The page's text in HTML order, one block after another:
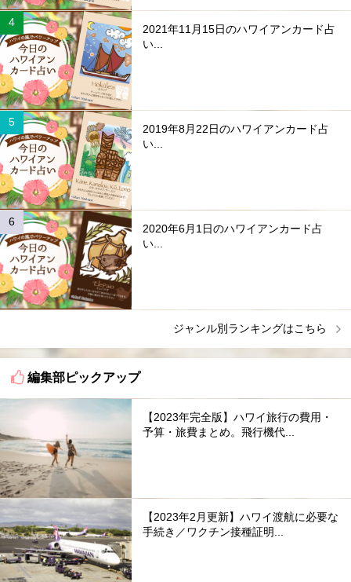
2021年11月15日のハワイアンカード占
い...
2019年8月22日のハワイアンカード占
い...
2020年6月1日のハワイアンカード占
い...
ジャンル別ランキングはこちら
編集部ピックアップ
【2023年完全版】ハワイ旅行の費用・
予算・旅費まとめ。飛行機代...
【2023年2月更新】ハワイ渡航に必要な
手続き／ワクチン接種証明...